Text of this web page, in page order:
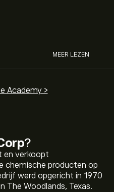
?
en verkoopt
chemische producten op
werd opgericht in 1970
The Woodlands, Texas.
MEER LEZEN
Academy >